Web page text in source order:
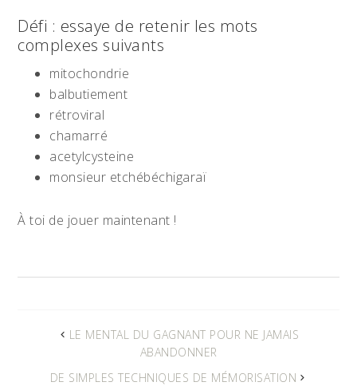
Défi : essaye de retenir les mots
complexes suivants
mitochondrie
balbutiement
rétroviral
chamarré
acetylcysteine
monsieur etchébéchigaraï
À toi de jouer maintenant !
LE MENTAL DU GAGNANT POUR NE JAMAIS
ABANDONNER
DE SIMPLES TECHNIQUES DE MÉMORISATION